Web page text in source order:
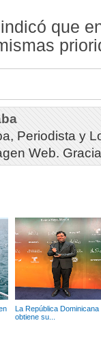
que
Periodista y
Web.
La República Dominicana
obtiene su...